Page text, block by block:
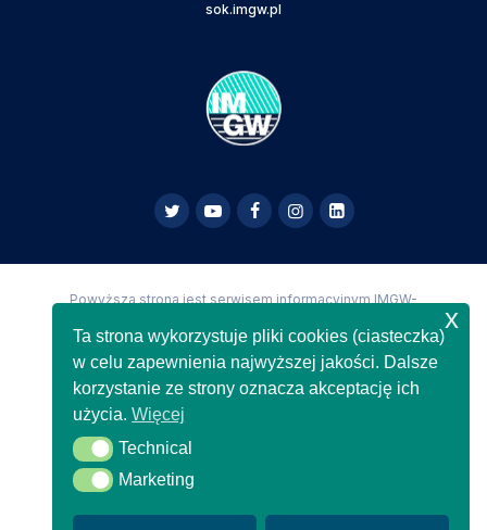
sok.imgw.pl
Powyższa strona jest serwisem informacyjnym IMGW-
Copyright IMGW-PIB Wszelkie prawa zastrzeżone
Ta strona wykorzystuje pliki cookies (ciasteczka)
w celu zapewnienia najwyższej jakości. Dalsze
korzystanie ze strony oznacza akceptację ich
użycia.Więcej
Technical
Technical
Marketing
Marketing
x